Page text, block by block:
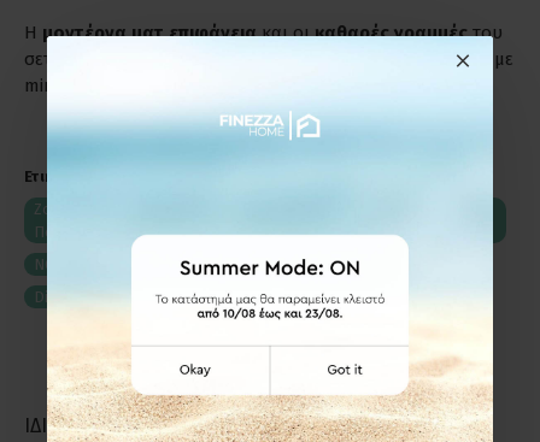
Η μοντέρνα ματ επιφάνειακαι οικαθαρές γραμμέςτου
σετ το καθιστούν ιδανική επιλογή για
σύγχρονα μπάνια
με
minimal αισθητική.
Ετικέτες:
Zone Denmark Nova One Mandarine - Σετ Dispenser Και
Ποτηροθήκη
NOVA-ONE-ZONE-TAUPE-DISPSET
Dispenser-Ποτηροθήκη-Σαπουνοθήκη
ΙΔΙΑΣ ΚΑΤΗΓΟΡΙΑΣ ΙΔΙΑΣ ΕΤΑΙΡΕΙΑΣ